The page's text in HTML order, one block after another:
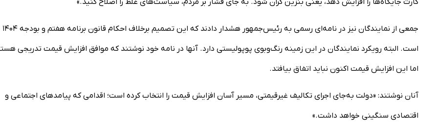
کارت جایگاه‌ها را افزایش دهد، یعنی بنزین گران شود. به جای فشار بر مردم، سیاست‌های غلط را اصلاح کنید.»
جمعی از نمایندگان نیز در نامه‌ای رسمی به رئیس‌جمهور هشدار دادند که این تصمیم برخلاف احکام قانون برنامه هفتم و بودجه ۱۴۰۴
است. البته رویکرد نمایندگان در این زمینه رنگ‌وبوی پوپولیستی دارد. آنها در نامه خود نوشتند که موافق افزایش قیمت تدریجی
اما این افزایش قیمت اکنون نباید اتفاق بیافتد.
آنان نوشتند: «دولت به‌جای اجرای تکالیف غیرقیمتی، مسیر آسان افزایش قیمت را انتخاب کرده است؛ اقدامی که پیامد‌های اجتماعی و
اقتصادی سنگینی خواهد داشت.»